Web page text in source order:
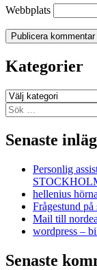
Webbplats
Kategorier
Kategorier
Sök
efter:
Senaste
Personlig
hellenius hörna
Frågestund
Mail till nordea
wordpress –
Senaste